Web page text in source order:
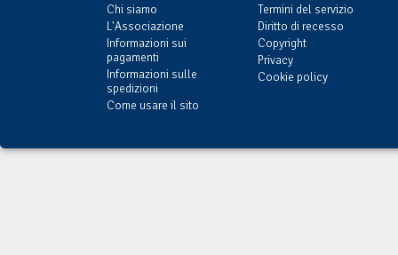
Chi siamo
L'Associazione
Informazioni sui
pagamenti
Informazioni sulle
spedizioni
Come usare il sito
Termini del servizio
Diritto di recesso
Copyright
Privacy
Cookie policy